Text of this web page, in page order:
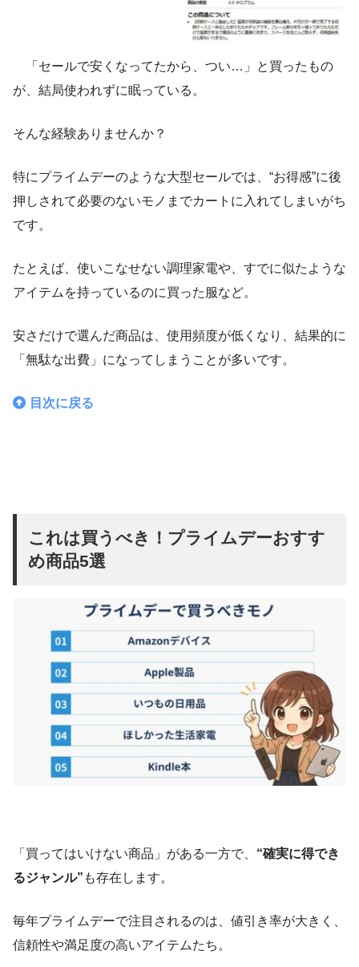
「セールで安くなってたから、つい…」と買ったもの
が、結局使われずに眠っている。
そんな経験ありませんか？
特にプライムデーのような大型セールでは、“お得感”に後
押しされて必要のないモノまでカートに入れてしまいがち
です。
たとえば、使いこなせない調理家電や、すでに似たような
アイテムを持っているのに買った服など。
安さだけで選んだ商品は、使用頻度が低くなり、結果的に
「無駄な出費」になってしまうことが多いです。
目次に戻る
これは買うべき！プライムデーおすす
め商品5選
「買ってはいけない商品」がある一方で、 “確実に得でき
るジャンル” も存在します。
毎年プライムデーで注目されるのは、値引き率が大きく、
信頼性や満足度の高いアイテムたち。